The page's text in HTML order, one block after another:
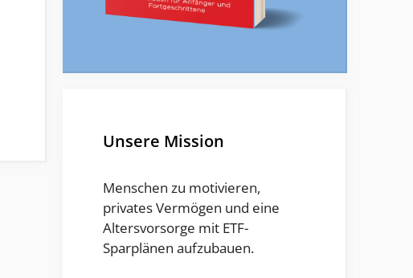
Unsere Mission
Menschen zu motivieren,
privates Vermögen und eine
Altersvorsorge mit ETF-
Sparplänen aufzubauen.